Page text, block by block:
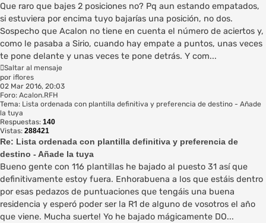
Que raro que bajes 2 posiciones no? Pq aun estando empatados,
si estuviera por encima tuyo bajarías una posición, no dos.
Sospecho que Acalon no tiene en cuenta el número de aciertos y,
como le pasaba a Sirio, cuando hay empate a puntos, unas veces
te pone delante y unas veces te pone detrás. Y com...
Saltar al mensaje
por iflores
02 Mar 2016, 20:03
Foro: Acalon.RFH
Tema: Lista ordenada con plantilla definitiva y preferencia de destino - Añade
la tuya
Respuestas: 140
Vistas: 288421
Re: Lista ordenada con plantilla definitiva y preferencia de
destino - Añade la tuya
Bueno gente con 116 plantillas he bajado al puesto 31 así que
definitivamente estoy fuera. Enhorabuena a los que estáis dentro
por esas pedazos de puntuaciones que tengáis una buena
residencia y esperó poder ser la R1 de alguno de vosotros el año
que viene. Mucha suerte! Yo he bajado mágicamente DO...